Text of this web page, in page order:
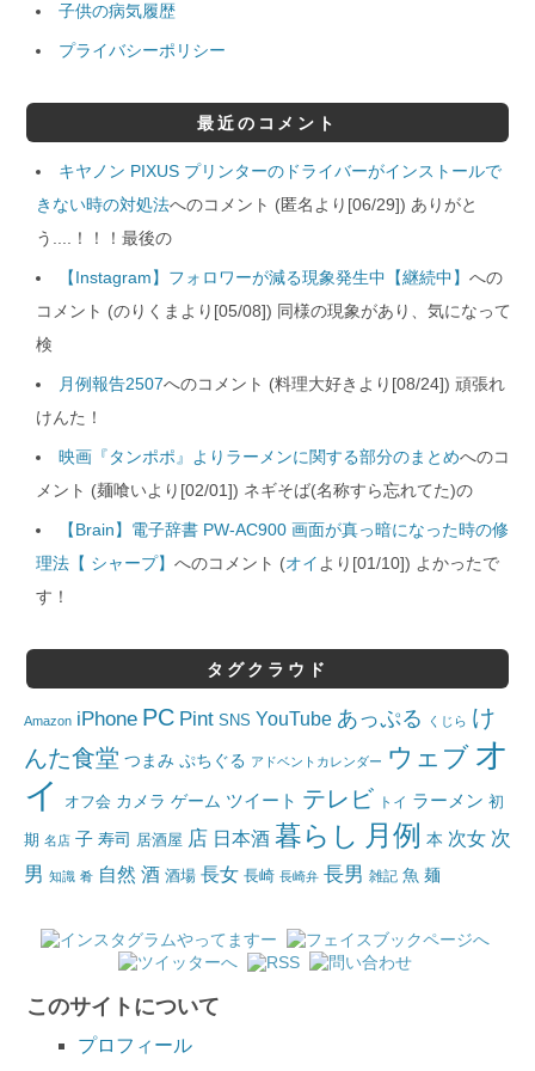
子供の病気履歴
プライバシーポリシー
最近のコメント
キヤノン PIXUS プリンターのドライバーがインストールで
きない時の対処法へのコメント (匿名より[06/29]) ありがと
う....！！！最後の
【Instagram】フォロワーが減る現象発生中【継続中】への
コメント (のりくまより[05/08]) 同様の現象があり、気になって
検
月例報告2507へのコメント (料理大好きより[08/24]) 頑張れ
けんた！
映画『タンポポ』よりラーメンに関する部分のまとめへのコ
メント (麺喰いより[02/01]) ネギそば(名称すら忘れてた)の
【Brain】電子辞書 PW-AC900 画面が真っ暗になった時の修
理法【 シャープ】 へのコメント (オイ より[01/10]) よかったで
す！
タグクラウド
Amazon iPhone PC Pint SNS YouTube あっぷる くじら け
んた食堂 つまみ ぷちぐる アドベントカレンダー ウェブ オ
イ
オフ会 カメラ ゲーム ツイート テレビ トイ ラーメン 初
期 名店 子 寿司 居酒屋 店 日本酒 暮らし 月例 本 次女 次
男 知識 肴 自然 酒 酒場 長女 長崎 長崎弁 長男 雑記 魚 麺
このサイトについて
プロフィール